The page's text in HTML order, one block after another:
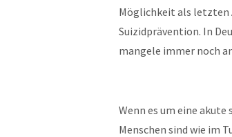
Möglichkeit als letzten
Suizidprävention. In
mangele immer noch
Wenn es um eine
Menschen sind wie im